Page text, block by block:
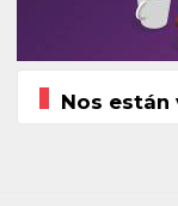
Nos están